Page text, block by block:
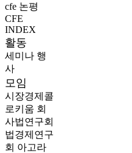
cfe 논평
CFE
INDEX
활동
세미나 행
사
모임
시장경제콜
로키움 회
사법연구회
법경제연구
회 아고라